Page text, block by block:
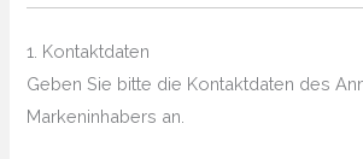
1. Kontaktdaten
Geben Sie bitte die Kontaktdaten des
Markeninhabers an.